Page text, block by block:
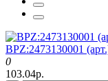
BPZ:2473130001
0
103.04р.